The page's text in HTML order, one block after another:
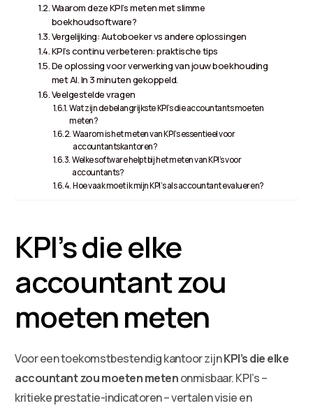
Waarom deze KPI’s meten met slimme
boekhoudsoftware?
Vergelijking: Autoboeker vs andere oplossingen
KPI’s continu verbeteren: praktische tips
De oplossing voor verwerking van jouw boekhouding
met AI. In 3 minuten gekoppeld.
Veelgestelde vragen
Wat zijn de belangrijkste KPI’s die accountants moeten
meten?
Waarom is het meten van KPI’s essentieel voor
accountantskantoren?
Welke software helpt bij het meten van KPI’s voor
accountants?
Hoe vaak moet ik mijn KPI’s als accountant evalueren?
KPI’s die elke
accountant zou
moeten meten
Voor een toekomstbestendig kantoor zijnKPI’s die elke
accountant zou moeten metenonmisbaar. KPI’s –
kritieke prestatie-indicatoren – vertalen visie en